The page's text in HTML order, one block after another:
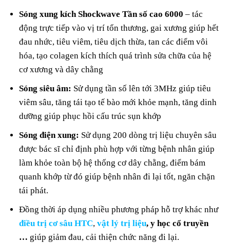
Sóng xung kích Shockwave Tần số cao 6000 – tác
động trực tiếp vào vị trí tổn thương, gai xương giúp hết
đau nhức, tiêu viêm, tiêu dịch thừa, tan các điểm vôi
hóa, tạo colagen kích thích quá trình sửa chữa của hệ
cơ xương và dây chằng
Sóng siêu âm: Sử dụng tần số lên tới 3MHz giúp tiêu
viêm sâu, tăng tái tạo tế bào mới khỏe mạnh, tăng dinh
dưỡng giúp phục hồi cấu trúc sụn khớp
Sóng điện xung: Sử dụng 200 dòng trị liệu chuyên sâu
được bác sĩ chỉ định phù hợp với từng bệnh nhân giúp
làm khỏe toàn bộ hệ thống cơ dây chằng, điểm bám
quanh khớp từ đó giúp bệnh nhân đi lại tốt, ngăn chặn
tái phát.
Đồng thời áp dụng nhiều phương pháp hỗ trợ khác như
điều trị cơ sâu HTC,vật lý trị liệu, y học cổ truyền
… giúp giảm đau, cải thiện chức năng đi lại.